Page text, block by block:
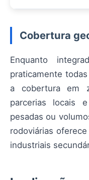
Cobertura
Enquanto
praticamente
a cobertura em
parcerias locais
pesadas ou
rodoviárias
industriais